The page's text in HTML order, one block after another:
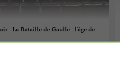
: La Bataille de Gaulle : l'âge de